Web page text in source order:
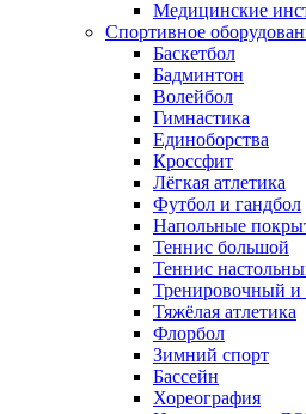
Медицинские
Спортивное
Баскетбол
Бадминтон
Волейбол
Гимнастика
Единоборства
Кроссфит
Лёгкая атлетика
Футбол и гандбол
Напольные
Теннис большой
Теннис
Тренировочный и
Тяжёлая атлетика
Флорбол
Зимний спорт
Бассейн
Хореография